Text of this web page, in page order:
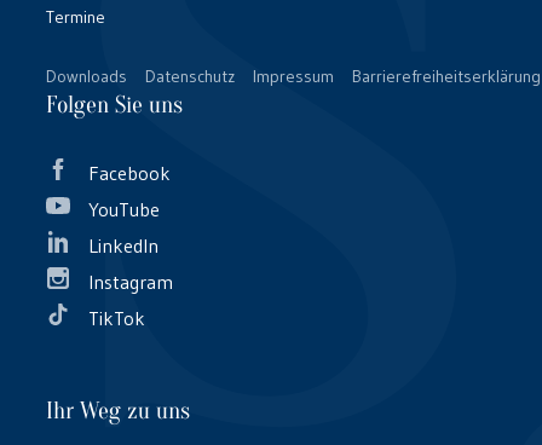
Ihr Weg zu uns
Termine
Downloads Datenschutz Impressum Barrierefreiheitserklärung
Folgen Sie uns
Facebook
YouTube
LinkedIn
Instagram
TikTok